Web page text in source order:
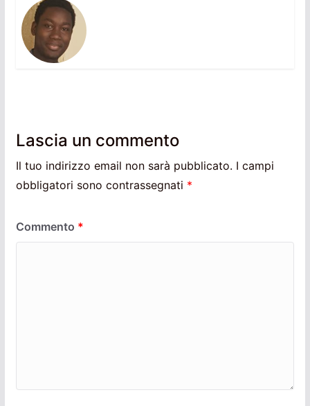
Lascia un commento
Il tuo indirizzo email non sarà pubblicato. I campi
obbligatori sono contrassegnati *
Commento *